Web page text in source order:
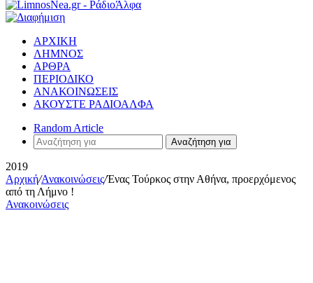
ΑΡΧΙΚΗ
ΛΗΜΝΟΣ
ΑΡΘΡΑ
ΠΕΡΙΟΔΙΚΟ
ΑΝΑΚΟΙΝΩΣΕΙΣ
ΑΚΟΥΣΤΕ ΡΑΔΙΟΑΛΦΑ
Random Article
Αναζήτηση για
2019
Αρχική/Ανακοινώσεις/Ένας Τούρκος στην Αθήνα, προερχόμενος
από τη Λήμνο !
Ανακοινώσεις